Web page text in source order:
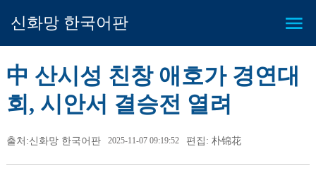
신화망 한국어판
中 산시성 친창 애호가 경연대
회, 시안서 결승전 열려
출처:신화망 한국어판 2025-11-07 09:19:52 편집: 朴锦花